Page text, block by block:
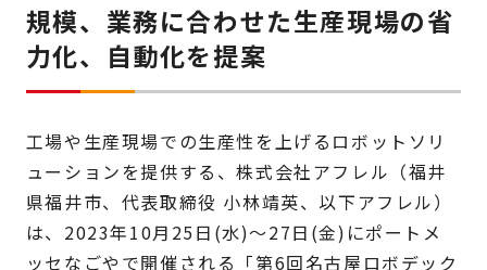
規模、業務に合わせた生産現場の省
力化、自動化を提案
工場や生産現場での生産性を上げるロボットソリ
ューションを提供する、株式会社アフレル（福井
県福井市、代表取締役 小林靖英、以下アフレル）
は、2023年10月25日(水)～27日(金)にポートメ
ッセなごやで開催される「第6回名古屋ロボデック